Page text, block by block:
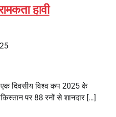
हावी
एक दिवसीय विश्व कप 2025 के
पर 88 रनों से शानदार […]